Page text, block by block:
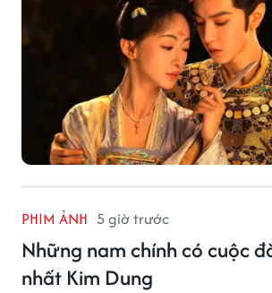
PHIM ẢNH 5 giờ trước
Những nam chính có cuộc
nhất Kim Dung